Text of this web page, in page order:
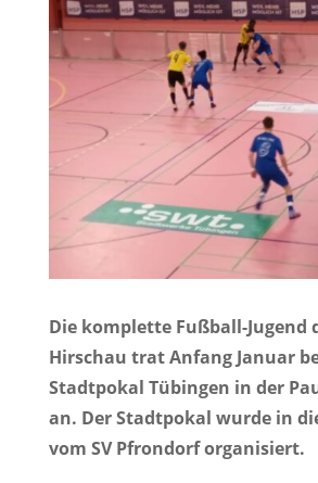
Die komplette Fußball-Jugend
Hirschau trat Anfang Januar
Stadtpokal Tübingen in der
an. Der Stadtpokal wurde in
vom SV Pfrondorf organisiert.